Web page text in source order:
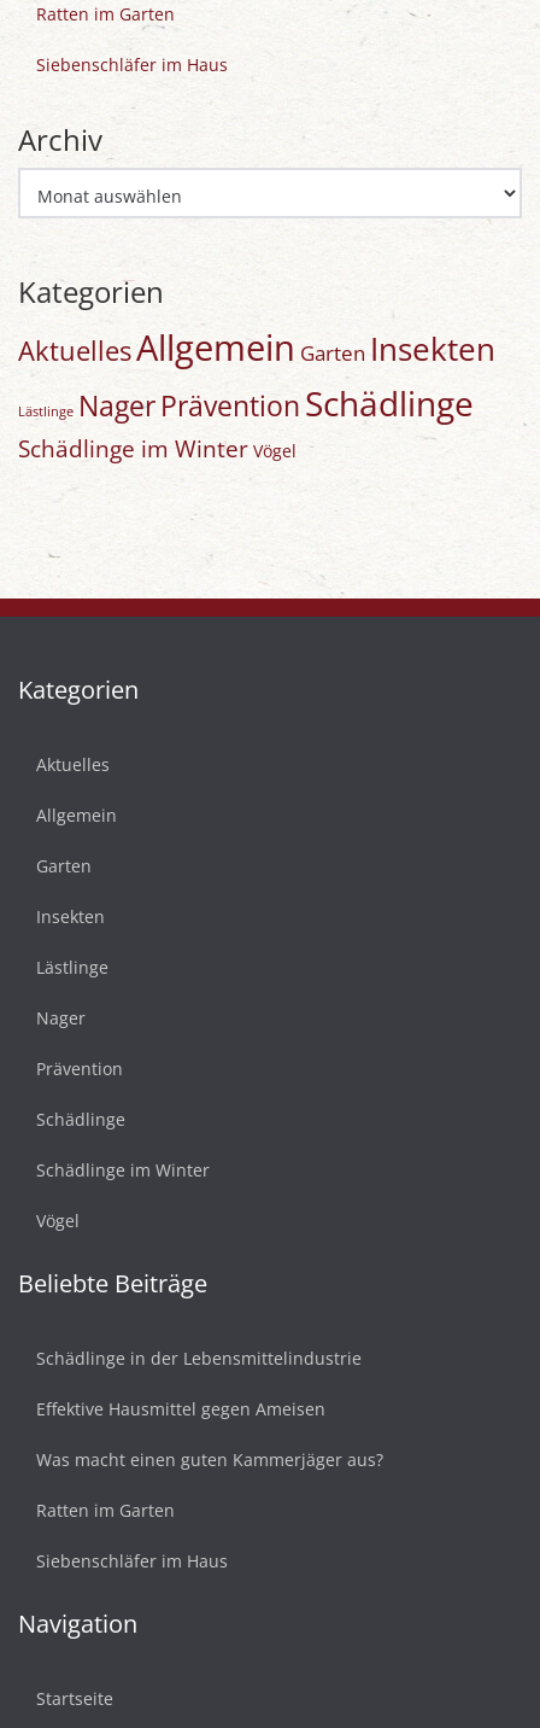
Ratten im Garten
Siebenschläfer im Haus
Archiv
Kategorien
AktuellesAllgemein Garten Insekten
Lästlinge NagerPräventionSchädlinge
Schädlinge im Winter Vögel
Kategorien
Aktuelles
Allgemein
Garten
Insekten
Lästlinge
Nager
Prävention
Schädlinge
Schädlinge im Winter
Vögel
Beliebte Beiträge
Schädlinge in der Lebensmittelindustrie
Effektive Hausmittel gegen Ameisen
Was macht einen guten Kammerjäger aus?
Ratten im Garten
Siebenschläfer im Haus
Navigation
Startseite